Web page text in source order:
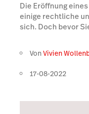
Die Eröffnung
einige rechtliche
sich. Doch bevor
VonVivien
17-08-2022